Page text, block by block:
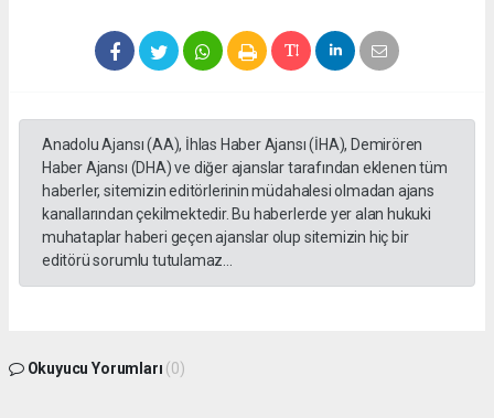
Anadolu Ajansı (AA), İhlas Haber Ajansı (İHA), Demirören
Haber Ajansı (DHA) ve diğer ajanslar tarafından eklenen tüm
haberler, sitemizin editörlerinin müdahalesi olmadan ajans
kanallarından çekilmektedir. Bu haberlerde yer alan hukuki
muhataplar haberi geçen ajanslar olup sitemizin hiç bir
editörü sorumlu tutulamaz...
Okuyucu Yorumları (0)